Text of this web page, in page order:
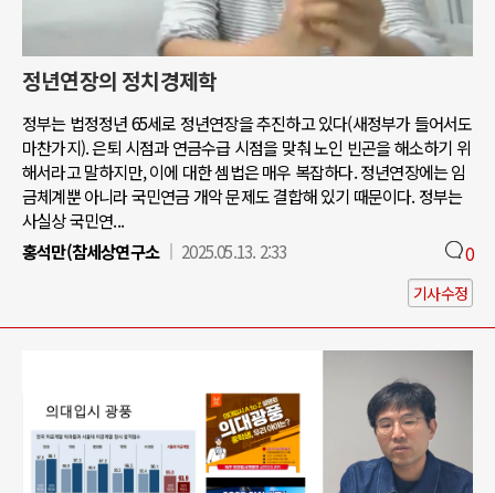
정년연장의 정치경제학
정부는 법정정년 65세로 정년연장을 추진하고 있다(새정부가 들어서도
마찬가지). 은퇴 시점과 연금수급 시점을 맞춰 노인 빈곤을 해소하기 위
해서라고 말하지만, 이에 대한 셈법은 매우 복잡하다. 정년연장에는 임
금체계뿐 아니라 국민연금 개악 문제도 결합해 있기 때문이다. 정부는
사실상 국민연...
홍석만(참세상연구소
2025.05.13. 2:33 0
기사수정